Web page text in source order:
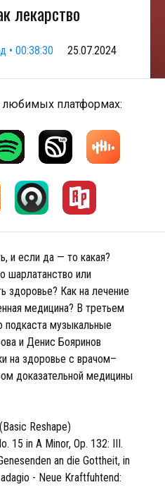
лекарство
• 00:38:30 25.07.2024
любимых платформах:
и если да — то какая?
шарлатанство или
здоровье? Как на лечение
медицина? В третьем
подкаста музыкальные
и Денис Бояринов
на здоровье с врачом–
доказательной медицины
Reshape)
15 in A Minor, Op. 132: III.
an die Gottheit, in
- Neue Kraftfuhtend: